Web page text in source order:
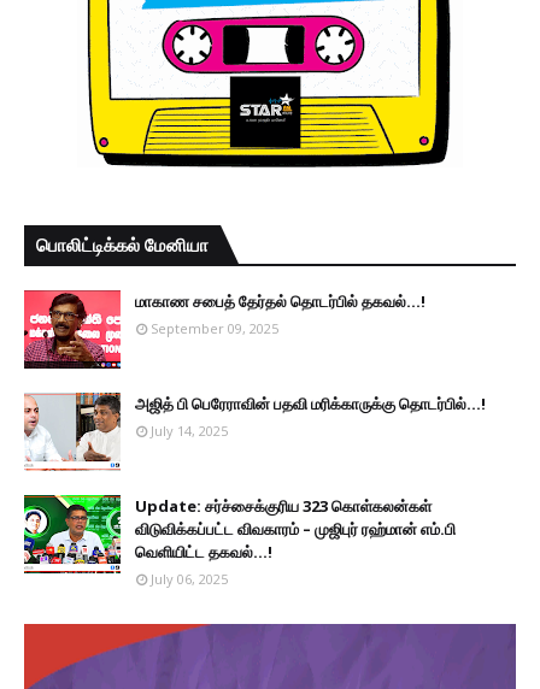
பொலிட்டிக்கல் மேனியா
மாகாண சபைத் தேர்தல் தொடர்பில் தகவல்...!
September 09, 2025
அஜித் பி பெரேராவின் பதவி மரிக்காருக்கு தொடர்பில்...!
July 14, 2025
Update: சர்ச்சைக்குரிய 323 கொள்கலன்கள்
விடுவிக்கப்பட்ட விவகாரம் – முஜிபுர் ரஹ்மான் எம்.பி
வெளியிட்ட தகவல்...!
July 06, 2025